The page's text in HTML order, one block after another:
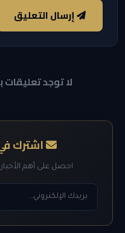
إرسال التعليق
لا توجد
اشترك
احصل على أهم